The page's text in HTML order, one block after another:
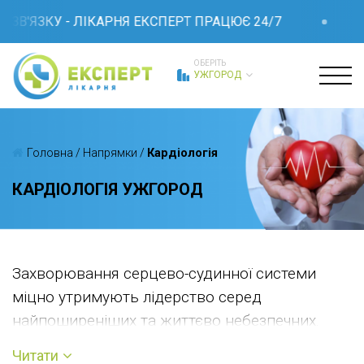
- ЛІКАРНЯ ЕКСПЕРТ ПРАЦЮЄ 24/7
ОБЕРІТЬ
УЖГОРОД
Головна / Напрямки / Кардіологія
КАРДІОЛОГІЯ УЖГОРОД
Захворювання серцево-судинної системи
міцно утримують лідерство серед
найпоширеніших та життєво небезпечних.
Читати